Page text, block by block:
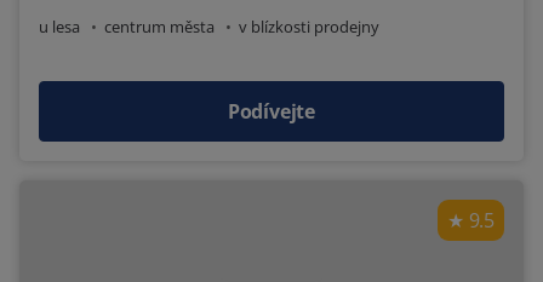
u lesa centrum města v blízkosti prodejny
Podívejte
9.5